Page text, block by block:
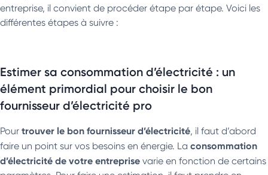
entreprise, il convient de procéder étape par étape. Voici les
différentes étapes à suivre :
Estimer sa consommation d’électricité : un
élément primordial pour choisir le bon
fournisseur d’électricité pro
Pour trouver le bon fournisseur d’électricité, il faut d’abord
faire un point sur vos besoins en énergie. La consommation
d’électricité de votre entreprise varie en fonction de certains